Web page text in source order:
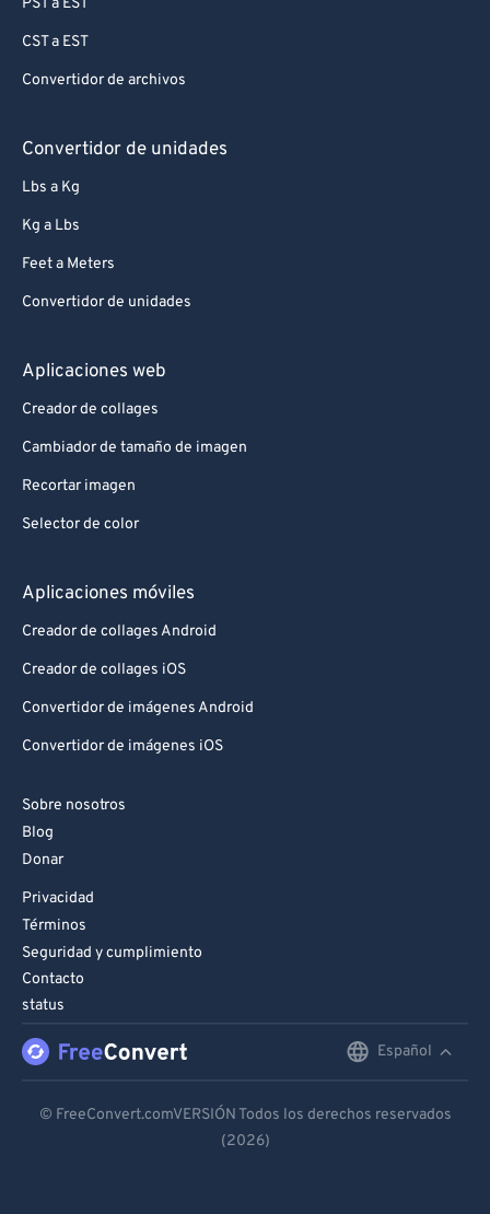
PST a EST
CST a EST
Convertidor de archivos
Convertidor de unidades
Lbs a Kg
Kg a Lbs
Feet a Meters
Convertidor de unidades
Aplicaciones web
Creador de collages
Cambiador de tamaño de imagen
Recortar imagen
Selector de color
Aplicaciones móviles
Creador de collages Android
Creador de collages iOS
Convertidor de imágenes Android
Convertidor de imágenes iOS
Sobre nosotros
Blog
Donar
Privacidad
Términos
Seguridad y cumplimiento
Contacto
status
Español
Español
© FreeConvert.comVERSIÓN Todos los derechos reservados
(2026)